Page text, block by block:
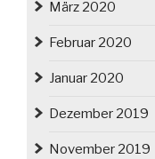
März 2020
Februar 2020
Januar 2020
Dezember 2019
November 2019